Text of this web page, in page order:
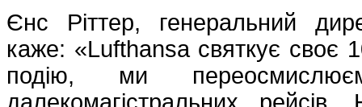
Єнс Ріттер, генеральний
каже: «Lufthansa святкує своє
подію, ми